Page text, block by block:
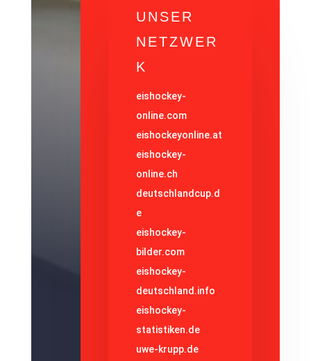
UNSER
NETZWER
K
eishockey-
online.com
eishockeyonline.at
eishockey-
online.ch
deutschlandcup.d
e
eishockey-
bilder.com
eishockey-
deutschland.info
eishockey-
statistiken.de
uwe-krupp.de